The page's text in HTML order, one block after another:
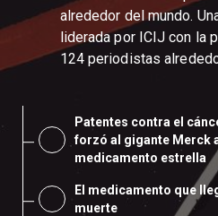
alrededor del mundo.
liderada por ICIJ con la
124 periodistas
Patentes contra el
forzó al gigante Merck
medicamento estrella
El medicamento que
muerte